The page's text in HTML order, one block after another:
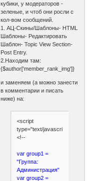
кубики, у модераторов -
зеленые, и чтоб они росли с
кол-вом сообщений.
1. АЦ-Скины/Шаблоны- HTML
Шаблоны- Редактировать
Шаблон- Topic View Section-
Post Entry.
2.Находим там:
{$author['member_rank_img']}
и заменяем (а можно занести
в комментарии и писать
ниже) на:
<script
type="text/javascript">
<!--
var group1 =
"Группа:
Администрация"
var group2 =